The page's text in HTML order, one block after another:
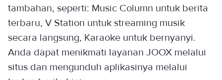
tambahan, seperti: Music Column untuk berita
terbaru, V Station untuk streaming musik
secara langsung, Karaoke untuk bernyanyi.
Anda dapat menikmati layanan JOOX melalui
situs dan mengunduh aplikasinya melalui